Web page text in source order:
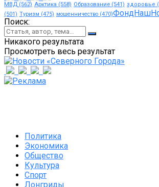
МВД (562) Арктика (558) Образование (541) здоровье
(501) Туризм (475) мошенничество (470)
Поиск:
Никакого результата
Просмотреть весь результат
Политика
Экономика
Общество
Культура
Спорт
Лонгриды